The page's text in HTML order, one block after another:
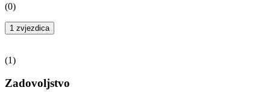
(0)
1 zvjezdica
(1)
Zadovoljstvo